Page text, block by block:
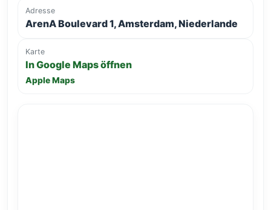
Adresse
ArenA Boulevard 1, Amsterdam, Niederlande
Karte
In Google Maps öffnen
Apple Maps